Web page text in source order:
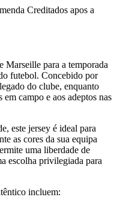
Creditados apos a
Marseille para a temporada
futebol. Concebido por
do clube, enquanto
campo e aos adeptos nas
este jersey é ideal para
as cores da sua equipa
uma liberdade de
escolha privilegiada para
incluem: